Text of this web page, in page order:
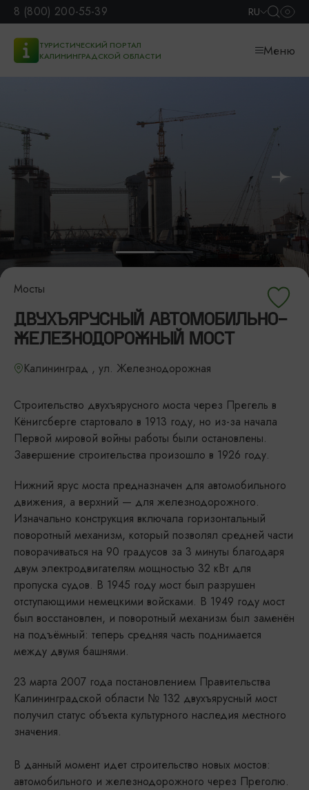
8 (800) 200-55-39 RU
ТУРИСТИЧЕСКИЙ ПОРТАЛ
КАЛИНИНГРАДСКОЙ ОБЛАСТИ
Меню
Мосты
ДВУХЪЯРУСНЫЙ АВТОМОБИЛЬНО-
ЖЕЛЕЗНОДОРОЖНЫЙ МОСТ
Калининград , ул. Железнодорожная
Строительство двухъярусного моста через Прегель в
Кёнигсберге стартовало в 1913 году, но из-за начала
Первой мировой войны работы были остановлены.
Завершение строительства произошло в 1926 году.
Нижний ярус моста предназначен для автомобильного
движения, а верхний — для железнодорожного.
Изначально конструкция включала горизонтальный
поворотный механизм, который позволял средней части
поворачиваться на 90 градусов за 3 минуты благодаря
двум электродвигателям мощностью 32 кВт для
пропуска судов. В 1945 году мост был разрушен
отступающими немецкими войсками. В 1949 году мост
был восстановлен, и поворотный механизм был заменён
на подъёмный: теперь средняя часть поднимается
между двумя башнями.
23 марта 2007 года постановлением Правительства
Калининградской области № 132 двухъярусный мост
получил статус объекта культурного наследия местного
значения.
В данный момент идет строительство новых мостов:
автомобильного и железнодорожного через Преголю.